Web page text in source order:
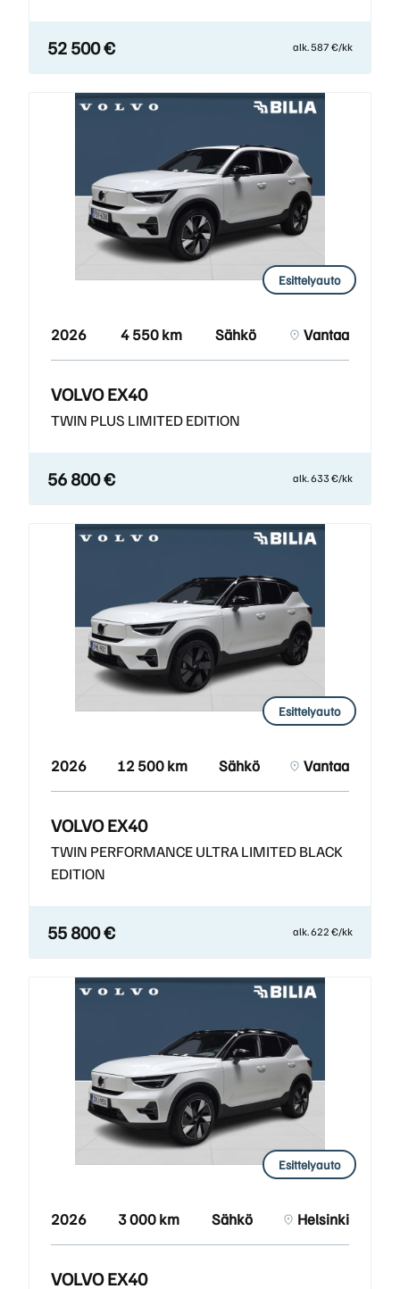
52 500 € alk. 587 €/kk
Esittelyauto
2026 4 550 km Sähkö Vantaa
VOLVO EX40
TWIN PLUS LIMITED EDITION
56 800 € alk. 633 €/kk
Esittelyauto
2026 12 500 km Sähkö Vantaa
VOLVO EX40
TWIN PERFORMANCE ULTRA LIMITED BLACK
EDITION
55 800 € alk. 622 €/kk
Esittelyauto
2026 3 000 km Sähkö Helsinki
VOLVO EX40